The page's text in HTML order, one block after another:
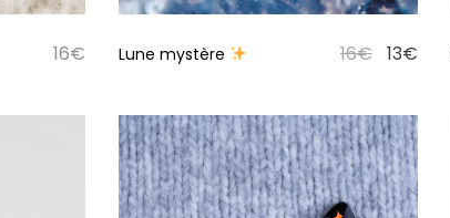
16€ Lune mystère 16€ 13€